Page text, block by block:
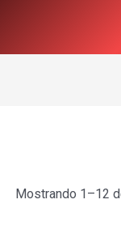
Mostrando 1–12